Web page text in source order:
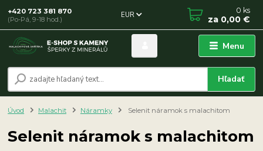
Menu
EUR
Hľadať
+420 723 381 870
(Po-Pá, 9-18 hod.)
0 ks
za 0,00 €
Úvod Malachit Náramky Selenit náramok s malachitom
Selenit náramok s malachitom